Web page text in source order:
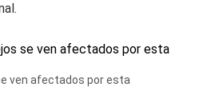
ven afectados por esta